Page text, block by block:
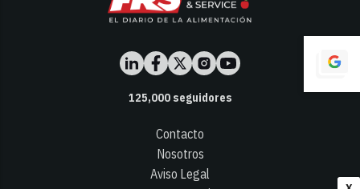
125,000seguidores
Contacto
Nosotros
Aviso Legal